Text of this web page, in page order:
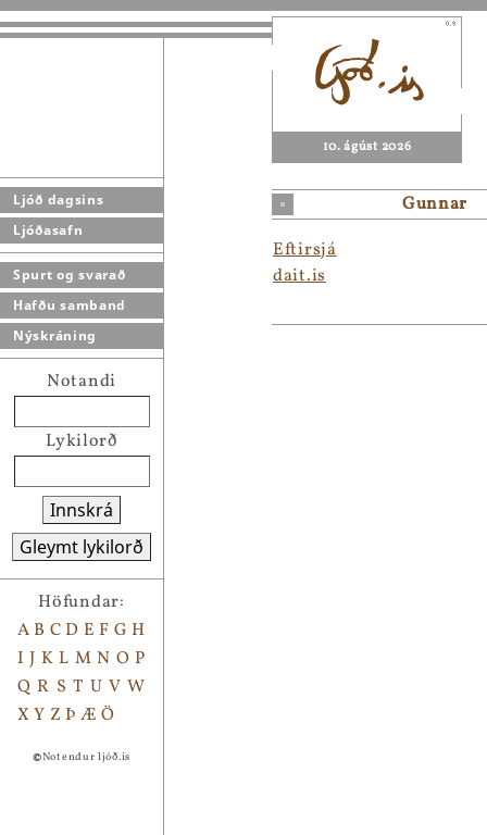
Ljóð dagsins
Ljóðasafn
Spurt og svarað
Hafðu samband
Nýskráning
Notandi
Lykilorð
Innskrá
Gleymt lykilorð
Höfundar:
A B C D E F G H
I J K L M N O P
Q R S T U V W
X Y Z Þ Æ Ö
©Notendur ljóð.is
10. ágúst 2026
Gunnar
Eftirsjá
dait.is